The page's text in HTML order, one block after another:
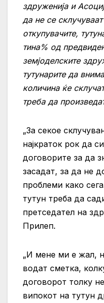
здруженија и
да не се
откупувачите,
тина% од
земјоделските
тутунарите да
количина ќе
треба да
„За секое
најкраток рок да
договорите за да
засадат, за да не
проблеми како
тутун треба да
претседател на
Прилеп.
„И мене ми е жал,
водат сметка,
договорот толку
випокот на тутун